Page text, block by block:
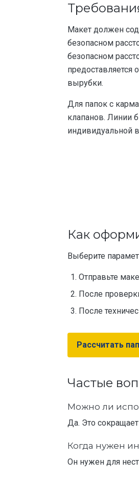
Макет должен
безопасном
безопасном
вырубки.
Для папок с
клапанов. Линии
индивидуальной
Как
Выберите
Отправьте
После
После
Рассчитать
Частые
Можно ли
Да. Это
Когда нужен
Он нужен для